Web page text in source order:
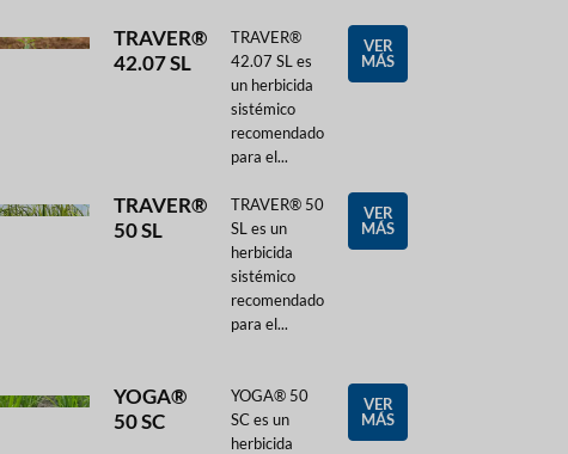
TRAVER®
42.07 SL
TRAVER®
42.07 SL es
un herbicida
sistémico
recomendado
para el...
VER
MÁS
TRAVER®
50 SL
TRAVER® 50
SL es un
herbicida
sistémico
recomendado
para el...
VER
MÁS
YOGA®
50 SC
YOGA® 50
SC es un
herbicida
VER
MÁS